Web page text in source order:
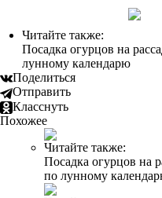
Читайте также:
Посадка огурцов на
лунному календарю
Поделиться
Отправить
Класснуть
Похожее
Читайте также:
Посадка огурцов на
по лунному